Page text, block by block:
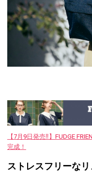
【7月9日発売‼︎】FUDGE
完成！
ストレスフリーな